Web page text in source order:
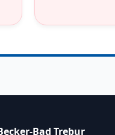
Bad Trebur